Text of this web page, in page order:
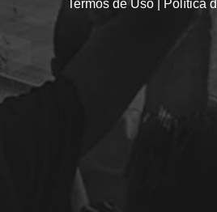
Termos de Uso | Política